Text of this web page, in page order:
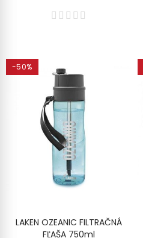
-50%
LAKEN OZEANIC FILTRAČNÁ
FĽAŠA 750ml